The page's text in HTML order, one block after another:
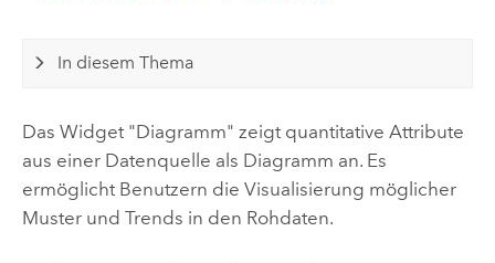
In diesem Thema
Das Widget "Diagramm" zeigt quantitative Attribute
aus einer Datenquelle als Diagramm an. Es
ermöglicht Benutzern die Visualisierung möglicher
Muster und Trends in den Rohdaten.